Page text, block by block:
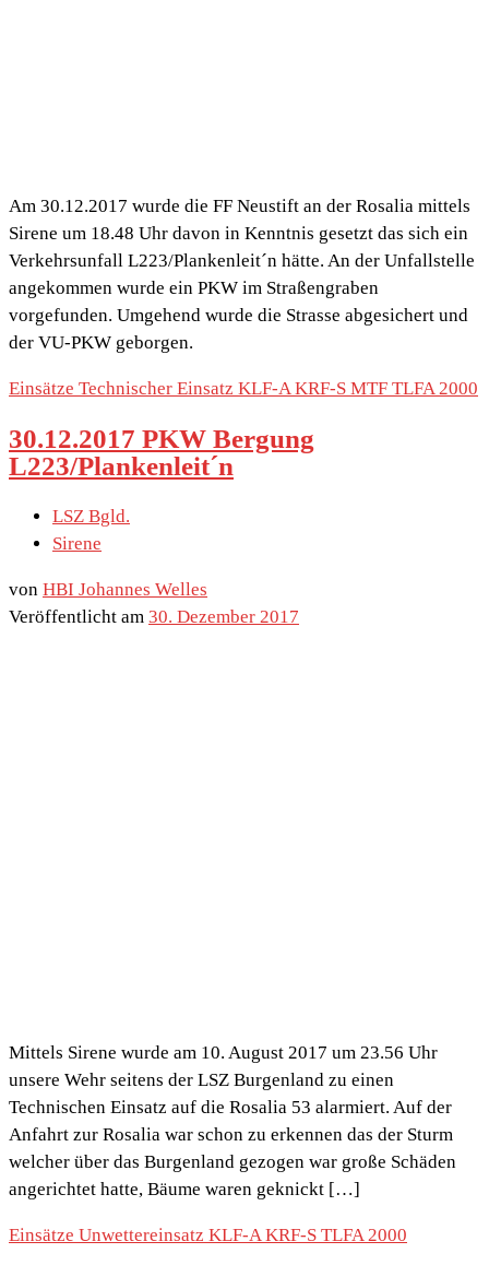
Am 30.12.2017 wurde die FF Neustift an der Rosalia mittels
Sirene um 18.48 Uhr davon in Kenntnis gesetzt das sich ein
Verkehrsunfall L223/Plankenleit´n hätte. An der Unfallstelle
angekommen wurde ein PKW im Straßengraben
vorgefunden. Umgehend wurde die Strasse abgesichert und
der VU-PKW geborgen.
Einsätze Technischer Einsatz KLF-A KRF-S MTF TLFA 2000
30.12.2017 PKW Bergung
L223/Plankenleit´n
LSZ Bgld.
Sirene
von HBI Johannes Welles
Veröffentlicht am 30. Dezember 2017
Mittels Sirene wurde am 10. August 2017 um 23.56 Uhr
unsere Wehr seitens der LSZ Burgenland zu einen
Technischen Einsatz auf die Rosalia 53 alarmiert. Auf der
Anfahrt zur Rosalia war schon zu erkennen das der Sturm
welcher über das Burgenland gezogen war große Schäden
angerichtet hatte, Bäume waren geknickt […]
Einsätze Unwettereinsatz KLF-A KRF-S TLFA 2000